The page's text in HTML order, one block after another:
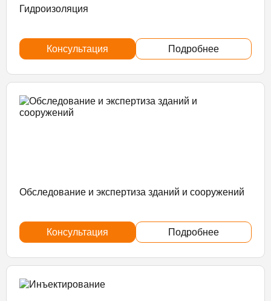
Гидроизоляция
Консультация Подробнее
Обследование и экспертиза зданий и сооружений
Консультация Подробнее